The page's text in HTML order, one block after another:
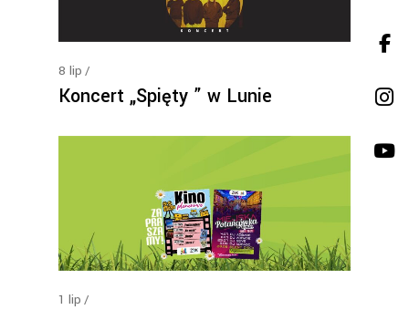
8 lip
Koncert „Spięty ” w Lunie
1 lip